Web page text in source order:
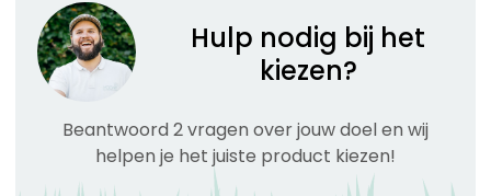
Hulp nodig bij het
kiezen?
Beantwoord 2 vragen over jouw doel en wij
helpen je het juiste product kiezen!